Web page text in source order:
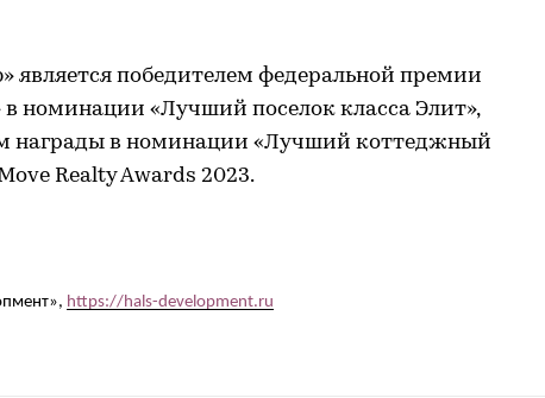
является победителем федеральной премии
в номинации «Лучший поселок класса Элит»,
награды в номинации «Лучший коттеджный
Realty Awards 2023.
https://hals-development.ru